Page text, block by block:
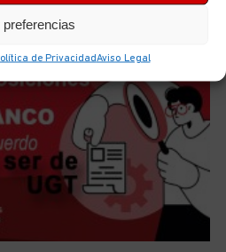
preferencias
de PrivacidadAviso Legal